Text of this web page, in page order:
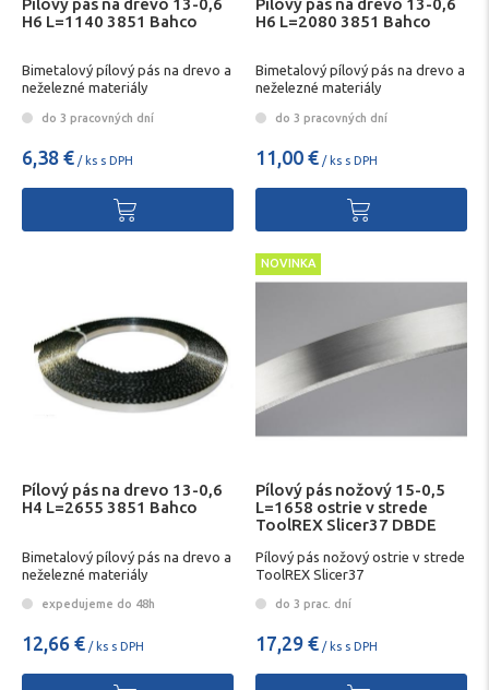
H6 L=1140 3851 Bahco
Bimetalový pílový pás na drevo a
neželezné materiály
do 3 pracovných dní
6,38 € / ks s DPH
H6 L=2080 3851 Bahco
Bimetalový pílový pás na drevo a
neželezné materiály
do 3 pracovných dní
11,00 € / ks s DPH
Pílový pás na drevo 13-0,6
H4 L=2655 3851 Bahco
Bimetalový pílový pás na drevo a
neželezné materiály
expedujeme do 48h
12,66 € / ks s DPH
NOVINKA
Pílový pás nožový 15-0,5
L=1658 ostrie v strede
ToolREX Slicer37 DBDE
Pílový pás nožový ostrie v strede
ToolREX Slicer37
do 3 prac. dní
17,29 € / ks s DPH